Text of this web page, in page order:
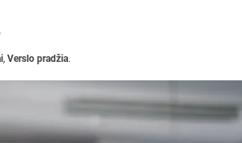
, Verslo pradžia.